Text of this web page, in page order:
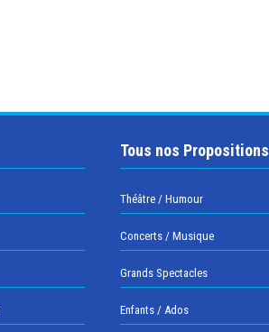
Tous nos Propositions
Théâtre / Humour
Concerts / Musique
Grands Spectacles
Enfants / Ados